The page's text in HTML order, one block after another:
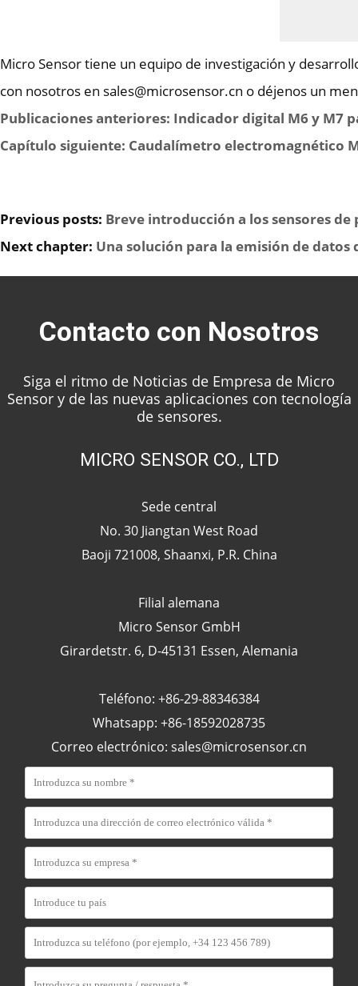
Micro Sensor tiene un equipo de investigación y
con nosotros en sales@microsensor.cn o déjenos un
Publicaciones anteriores: Indicador digital M6 y M7
Capítulo siguiente: Caudalímetro electromagnético
Previous posts: Breve introducción a los sensores
Next chapter: Una solución para la emisión de
Contacto con Nosotros
Siga el ritmo de Noticias de Empresa de Micro
Sensor y de las nuevas aplicaciones con tecnología
de sensores.
MICRO SENSOR CO., LTD
Sede central
No. 30 Jiangtan West Road
Baoji 721008, Shaanxi, P.R. China
Filial alemana
Micro Sensor GmbH
Girardetstr. 6, D-45131 Essen, Alemania
Teléfono: +86-29-88346384
Whatsapp: +86-18592028735
Correo electrónico: sales@microsensor.cn